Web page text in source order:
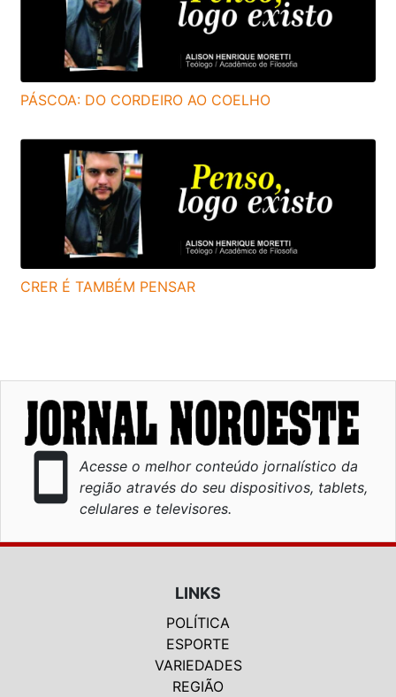
PÁSCOA: DO CORDEIRO AO COELHO
CRER É TAMBÉM PENSAR
smartphone
Acesse o melhor conteúdo jornalístico da
região através do seu dispositivos, tablets,
celulares e televisores.
LINKS
POLÍTICA
ESPORTE
VARIEDADES
REGIÃO